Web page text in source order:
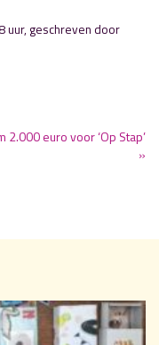
uur, geschreven door
2.000 euro voor ‘Op Stap’
»